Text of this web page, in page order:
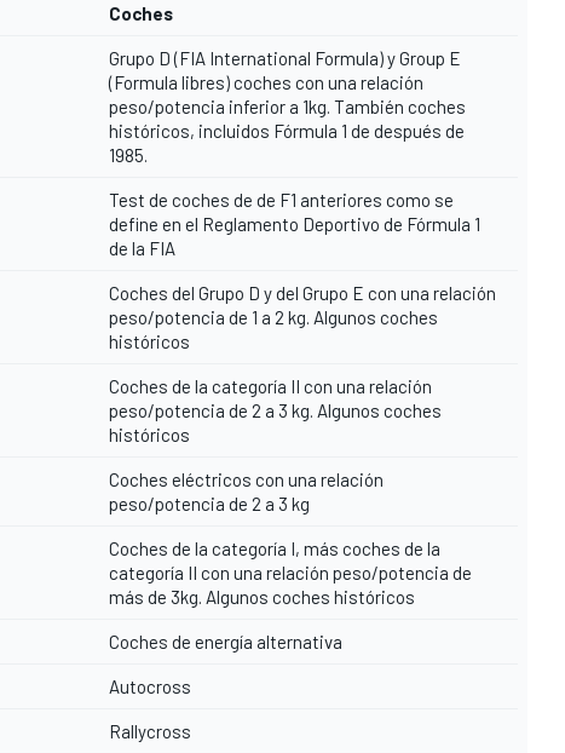
Coches
Grupo D (FIA International Formula) y Group E
(Formula libres) coches con una relación
peso/potencia inferior a 1kg. También coches
históricos, incluidos Fórmula 1 de después de
1985.
Test de coches de de F1 anteriores como se
define en el Reglamento Deportivo de Fórmula 1
de la FIA
Coches del Grupo D y del Grupo E con una relación
peso/potencia de 1 a 2 kg. Algunos coches
históricos
Coches de la categoría II con una relación
peso/potencia de 2 a 3 kg. Algunos coches
históricos
Coches eléctricos con una relación
peso/potencia de 2 a 3 kg
Coches de la categoría I, más coches de la
categoría II con una relación peso/potencia de
más de 3kg. Algunos coches históricos
Coches de energía alternativa
Autocross
Rallycross